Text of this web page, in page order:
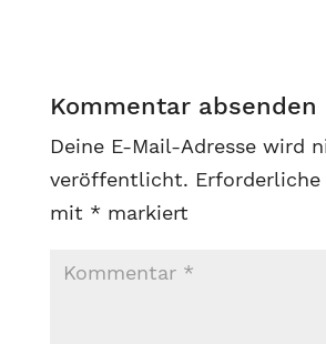
Kommentar absenden
Deine E-Mail-Adresse wird
veröffentlicht.
mit * markiert